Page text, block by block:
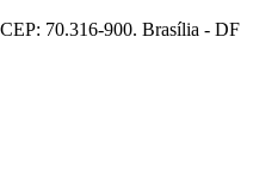
70.316-900. Brasília - DF